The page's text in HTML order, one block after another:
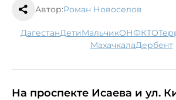
Автор:Роман Новоселов
Дагестан дети мальчик ОНФ КТО
Махачкала
Дербент
На проспекте Исаева и ул.